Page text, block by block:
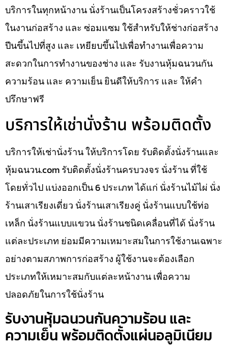
บริการในทุกหน้างาน นั่งร้านเป็นโครงสร้างชั่วคราวใช้
ในงานก่อสร้าง และ ซ่อมแซม ใช้สำหรับให้ช่างก่อสร้าง
ปีนขึ้นไปที่สูง และ เหยียบขึ้นไปเพื่อทำงานเพื่อความ
สะดวกในการทำงานของช่าง และ รับงานหุ้มฉนวนกัน
ความร้อน และ ความเย็น ยินดีให้บริการ และ ให้คำ
ปรึกษาฟรี
บริการให้เช่านั่งร้าน พร้อมติดตั้ง
บริการให้เช่านั่งร้าน ให้บริการโดย รับติดตั้งนั่งร้านและ
หุ้มฉนวน.com รับติดตั้งนั่งร้านครบวงจร นั่งร้าน ที่ใช้
โดยทั่วไป แบ่งออกเป็น 6 ประเภท ได้แก่ นั่งร้านไม้ไผ่ นั่ง
ร้านเสาเรียงเดี่ยว นั่งร้านเสาเรียงคู่ นั่งร้านแบบใช้ท่อ
เหล็ก นั่งร้านแบบแขวน นั่งร้านชนิดเคลื่อนที่ได้ นั่งร้าน
แต่ละประเภท ย่อมมีความเหมาะสมในการใช้งานเฉพาะ
อย่างตามสภาพการก่อสร้าง ผู้ใช้งานจะต้องเลือก
ประเภทให้เหมาะสมกับแต่ละหน้างาน เพื่อความ
ปลอดภัยในการใช้นั่งร้าน
รับงานหุ้มฉนวนกันความร้อน และ
ความเย็น พร้อมติดตั้งแผ่นอลูมิเนียม